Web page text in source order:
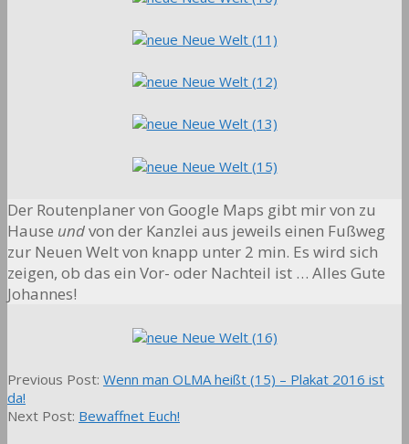
Der Routenplaner von Google Maps gibt mir von zu
Hause undvon der Kanzlei aus jeweils einen Fußweg
zur Neuen Welt von knapp unter 2 min. Es wird sich
zeigen, ob das ein Vor- oder Nachteil ist … Alles Gute
Johannes!
2016-
09-
10
Previous Post: Wenn man OLMA heißt (15) – Plakat 2016 ist
da!
Next Post: Bewaffnet Euch!